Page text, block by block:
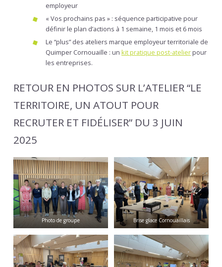
employeur
« Vos prochains pas » : séquence participative pour
définir le plan d’actions à 1 semaine, 1 mois et 6 mois
Le “plus” des ateliers marque employeur territoriale de
Quimper Cornouaille : un kit pratique post-atelier pour
les entreprises.
RETOUR EN PHOTOS SUR L’ATELIER “LE
TERRITOIRE, UN ATOUT POUR
RECRUTER ET FIDÉLISER” DU 3 JUIN
2025
Photo de groupe Brise glace Cornouaillais